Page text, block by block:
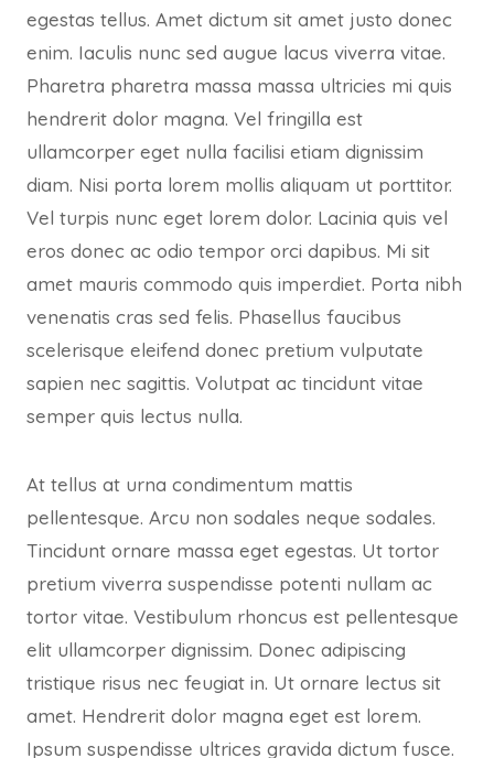
egestas tellus. Amet dictum sit amet justo donec
enim. Iaculis nunc sed augue lacus viverra vitae.
Pharetra pharetra massa massa ultricies mi quis
hendrerit dolor magna. Vel fringilla est
ullamcorper eget nulla facilisi etiam dignissim
diam. Nisi porta lorem mollis aliquam ut porttitor.
Vel turpis nunc eget lorem dolor. Lacinia quis vel
eros donec ac odio tempor orci dapibus. Mi sit
amet mauris commodo quis imperdiet. Porta nibh
venenatis cras sed felis. Phasellus faucibus
scelerisque eleifend donec pretium vulputate
sapien nec sagittis. Volutpat ac tincidunt vitae
semper quis lectus nulla.
At tellus at urna condimentum mattis
pellentesque. Arcu non sodales neque sodales.
Tincidunt ornare massa eget egestas. Ut tortor
pretium viverra suspendisse potenti nullam ac
tortor vitae. Vestibulum rhoncus est pellentesque
elit ullamcorper dignissim. Donec adipiscing
tristique risus nec feugiat in. Ut ornare lectus sit
amet. Hendrerit dolor magna eget est lorem.
Ipsum suspendisse ultrices gravida dictum fusce.